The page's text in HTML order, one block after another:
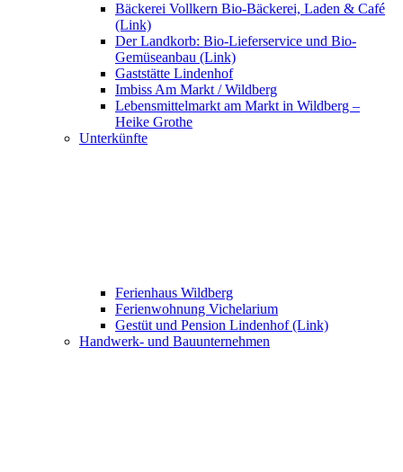
Bäckerei Vollkern Bio-Bäckerei, Laden & Café
(Link)
Der Landkorb: Bio-Lieferservice und Bio-
Gemüseanbau (Link)
Gaststätte Lindenhof
Imbiss Am Markt / Wildberg
Lebensmittelmarkt am Markt in Wildberg –
Heike Grothe
Unterkünfte
Ferienhaus Wildberg
Ferienwohnung Vichelarium
Gestüt und Pension Lindenhof (Link)
Handwerk- und Bauunternehmen